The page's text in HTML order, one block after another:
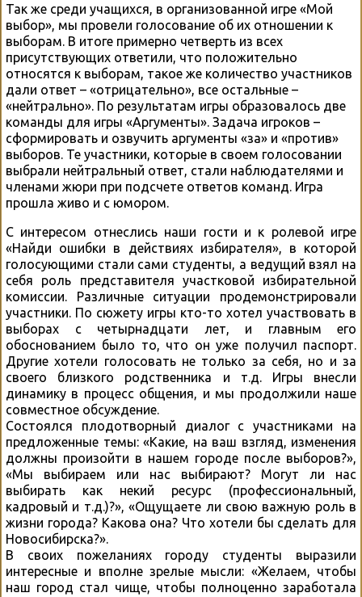
Так же среди учащихся, в организованной игре «Мой
выбор», мы провели голосование об их отношении к
выборам. В итоге примерно четверть из всех
присутствующих ответили, что положительно
относятся к выборам, такое же количество участников
дали ответ – «отрицательно», все остальные –
«нейтрально». По результатам игры образовалось две
команды для игры «Аргументы». Задача игроков –
сформировать и озвучить аргументы «за» и «против»
выборов. Те участники, которые в своем голосовании
выбрали нейтральный ответ, стали наблюдателями и
членами жюри при подсчете ответов команд. Игра
прошла живо и с юмором.
С интересом отнеслись наши гости и к ролевой игре
«Найди ошибки в действиях избирателя», в которой
голосующими стали сами студенты, а ведущий взял на
себя роль представителя участковой избирательной
комиссии. Различные ситуации продемонстрировали
участники. По сюжету игры кто-то хотел участвовать в
выборах с четырнадцати лет, и главным его
обоснованием было то, что он уже получил паспорт.
Другие хотели голосовать не только за себя, но и за
своего близкого родственника и т.д. Игры внесли
динамику в процесс общения, и мы продолжили наше
совместное обсуждение.
Состоялся плодотворный диалог с участниками на
предложенные темы: «Какие, на ваш взгляд, изменения
должны произойти в нашем городе после выборов?»,
«Мы выбираем или нас выбирают? Могут ли нас
выбирать как некий ресурс (профессиональный,
кадровый и т.д.)?», «Ощущаете ли свою важную роль в
жизни города? Какова она? Что хотели бы сделать для
Новосибирска?».
В своих пожеланиях городу студенты выразили
интересные и вполне зрелые мысли: «Желаем, чтобы
наш город стал чище, чтобы полноценно заработала